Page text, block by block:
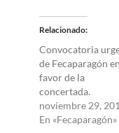
Relacionado
Convocatoria
de Fecaparagón en
favor de la
concertada.
noviembre 29,
En «Fecaparagón»